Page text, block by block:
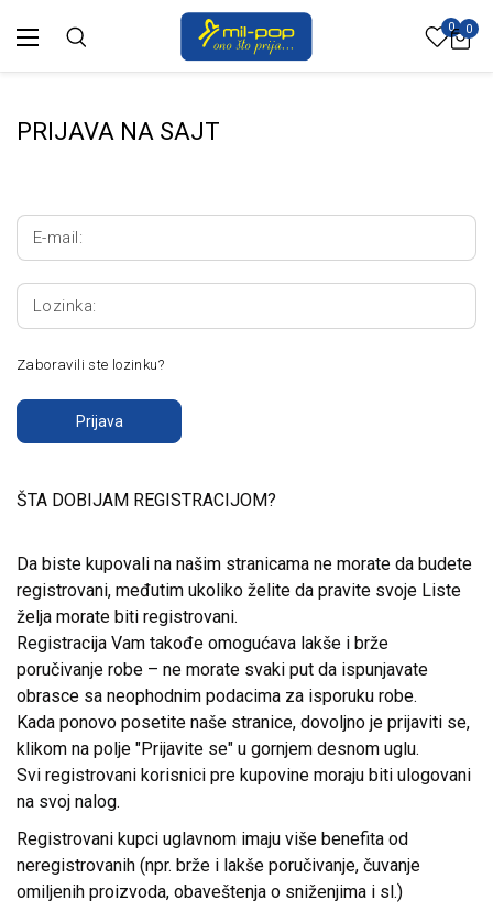
0 0
PRIJAVA NA SAJT
E-mail:
Lozinka:
Zaboravili ste lozinku?
Prijava
ŠTA DOBIJAM REGISTRACIJOM?
Da biste kupovali na našim stranicama ne morate da budete
registrovani, međutim ukoliko želite da pravite svoje Liste
želja morate biti registrovani.
Registracija Vam takođe omogućava lakše i brže
poručivanje robe – ne morate svaki put da ispunjavate
obrasce sa neophodnim podacima za isporuku robe.
Kada ponovo posetite naše stranice, dovoljno je prijaviti se,
klikom na polje "Prijavite se" u gornjem desnom uglu.
Svi registrovani korisnici pre kupovine moraju biti ulogovani
na svoj nalog.
Registrovani kupci uglavnom imaju više benefita od
neregistrovanih (npr. brže i lakše poručivanje, čuvanje
omiljenih proizvoda, obaveštenja o sniženjima i sl.)